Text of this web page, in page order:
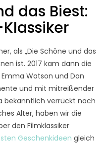
das Biest:
als „Die Schöne und das
ist. 2017 kam dann die
Watson und Dan
und mit mitreißender
bekanntlich verrückt nach
Alter, haben wir die
den Filmklassiker
Geschenkideen gleich